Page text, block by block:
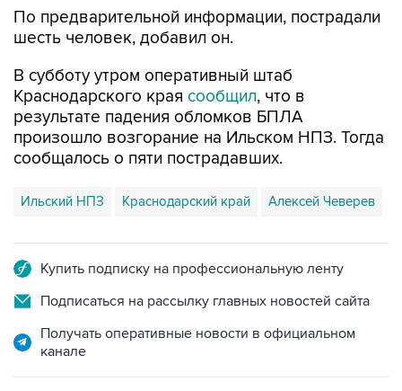
По предварительной информации, пострадали
шесть человек, добавил он.
В субботу утром оперативный штаб
Краснодарского края сообщил, что в
результате падения обломков БПЛА
произошло возгорание на Ильском НПЗ. Тогда
сообщалось о пяти пострадавших.
Ильский НПЗ Краснодарский край Алексей Чеверев
Купить подписку на профессиональную ленту
Подписаться на рассылку главных новостей сайта
Получать оперативные новости в официальном
канале